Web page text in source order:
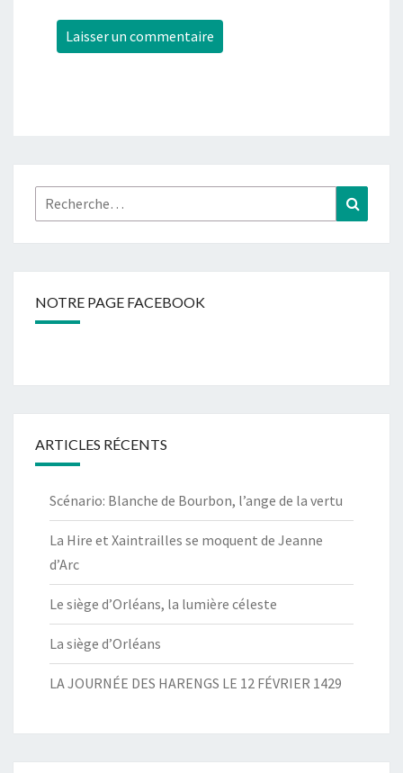
Rechercher :
NOTRE PAGE FACEBOOK
ARTICLES RÉCENTS
Scénario: Blanche de Bourbon, l’ange de la vertu
La Hire et Xaintrailles se moquent de Jeanne
d’Arc
Le siège d’Orléans, la lumière céleste
La siège d’Orléans
LA JOURNÉE DES HARENGS LE 12 FÉVRIER 1429